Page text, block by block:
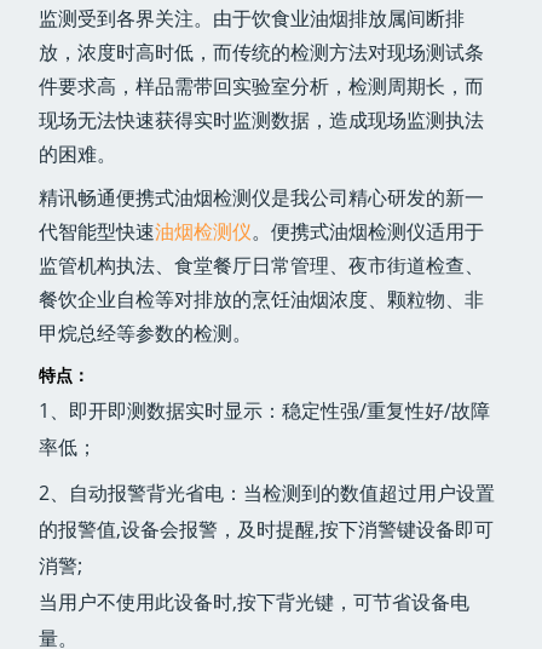
监测受到各界关注。由于饮食业油烟排放属间断排
放，浓度时高时低，而传统的检测方法对现场测试条
件要求高，样品需带回实验室分析，检测周期长，而
现场无法快速获得实时监测数据，造成现场监测执法
的困难。
精讯畅通便携式油烟检测仪是我公司精心研发的新一
代智能型快速油烟检测仪。便携式油烟检测仪适用于
监管机构执法、食堂餐厅日常管理、夜市街道检查、
餐饮企业自检等对排放的烹饪油烟浓度、颗粒物、非
甲烷总经等参数的检测。
特点：
1、即开即测数据实时显示：稳定性强/重复性好/故障
率低；
2、自动报警背光省电：当检测到的数值超过用户设置
的报警值,设备会报警，及时提醒,按下消警键设备即可
消警;
当用户不使用此设备时,按下背光键，可节省设备电
量。